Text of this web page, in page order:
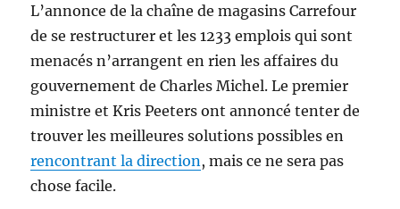
L’annonce de la chaîne de magasins Carrefour
de se restructurer et les 1233 emplois qui sont
menacés n’arrangent en rien les affaires du
gouvernement de Charles Michel. Le premier
ministre et Kris Peeters ont annoncé tenter de
trouver les meilleures solutions possibles en
rencontrant la direction , mais ce ne sera pas
chose facile.